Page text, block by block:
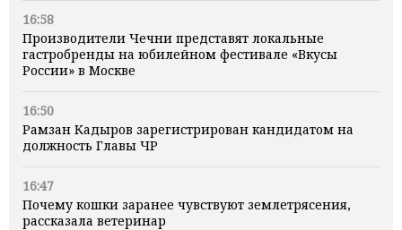
16:58
Производители Чечни представят локальные
гастробренды на юбилейном фестивале «Вкусы
России» в Москве
16:50
Рамзан Кадыров зарегистрирован кандидатом на
должность Главы ЧР
16:47
Почему кошки заранее чувствуют землетрясения,
рассказала ветеринар